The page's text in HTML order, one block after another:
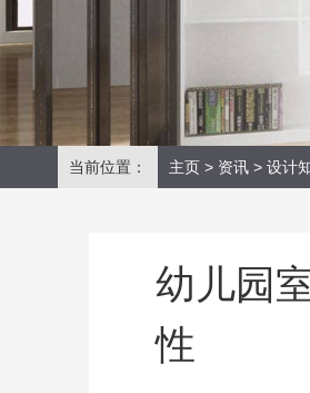
当前位置： 主页 > 资讯 > 设计
幼儿园
性